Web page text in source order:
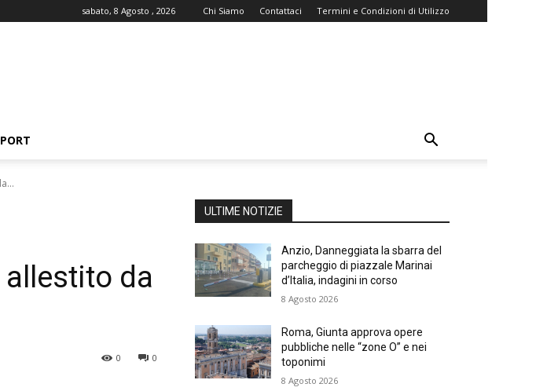
sabato, 8 Agosto , 2026 Chi Siamo Contattaci Termini e Condizioni di Utilizzo
da
0
0
ULTIME NOTIZIE
Anzio, Danneggiata la sbarra del
parcheggio di piazzale Marinai
d’Italia, indagini in corso
8 Agosto 2026
Roma, Giunta approva opere
pubbliche nelle “zone O” e nei
toponimi
8 Agosto 2026